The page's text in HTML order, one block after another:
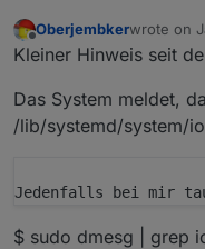
Offline
Oberjembkerwrote on
last edited
Kleiner Hinweis seit
Das System meldet,
/lib/systemd/system/
$ sudo dmesg | grep